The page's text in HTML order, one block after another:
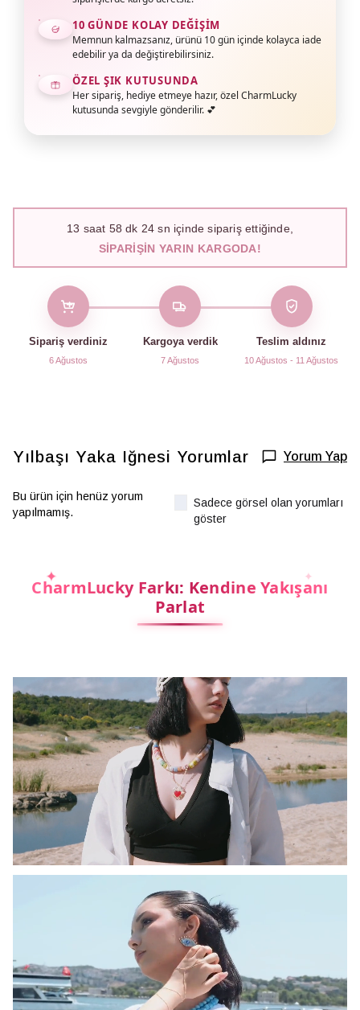
10 GÜNDE KOLAY DEĞIŞIM
Memnun kalmazsanız, ürünü 10 gün içinde kolayca iade
edebilir ya da değiştirebilirsiniz.
ÖZEL ŞIK KUTUSUNDA
Her sipariş, hediye etmeye hazır, özel CharmLucky
kutusunda sevgiyle gönderilir. 💕
13 saat 58 dk 23 sn içinde sipariş ettiğinde,
SIPARIŞIN YARIN KARGODA!
Sipariş verdiniz
6 Ağustos
Kargoya verdik
7 Ağustos
Teslim aldınız
10 Ağustos - 11 Ağustos
Yılbaşı Yaka Iğnesi Yorumlar Yorum Yap
Bu ürün için henüz yorum
yapılmamış.
Sadece görsel olan yorumları
göster
CharmLucky Farkı: Kendine Yakışanı
Parlat